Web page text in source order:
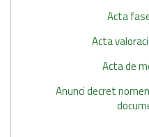
Acta
Acta
Acta de
Anunci decret